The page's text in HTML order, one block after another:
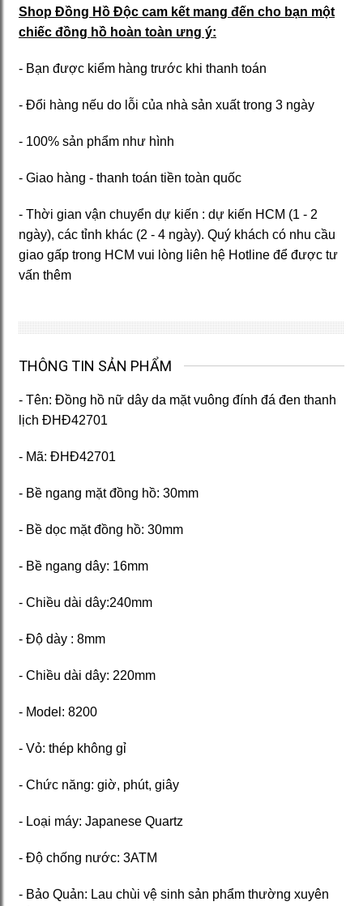
Shop Đồng Hồ Độc cam kết mang đến cho bạn một
chiếc đồng hồ hoàn toàn ưng ý:
- Bạn được kiểm hàng trước khi thanh toán
- Đổi hàng nếu do lỗi của nhà sản xuất trong 3 ngày
- 100% sản phẩm như hình
- Giao hàng - thanh toán tiền toàn quốc
- Thời gian vận chuyển dự kiến : dự kiến HCM (1 - 2
ngày), các tỉnh khác (2 - 4 ngày). Quý khách có nhu cầu
giao gấp trong HCM vui lòng liên hệ Hotline để được tư
vấn thêm
THÔNG TIN SẢN PHẨM
- Tên: Đồng hồ nữ dây da mặt vuông đính đá đen thanh
lịch ĐHĐ42701
- Mã: ĐHĐ42701
- Bề ngang mặt đồng hồ: 30mm
- Bề dọc mặt đồng hồ: 30mm
- Bề ngang dây: 16mm
- Chiều dài dây:240mm
- Độ dày : 8mm
- Chiều dài dây: 220mm
- Model: 8200
- Vỏ: thép không gỉ
- Chức năng: giờ, phút, giây
- Loại máy: Japanese Quartz
- Độ chống nước: 3ATM
- Bảo Quản: Lau chùi vệ sinh sản phẩm thường xuyên